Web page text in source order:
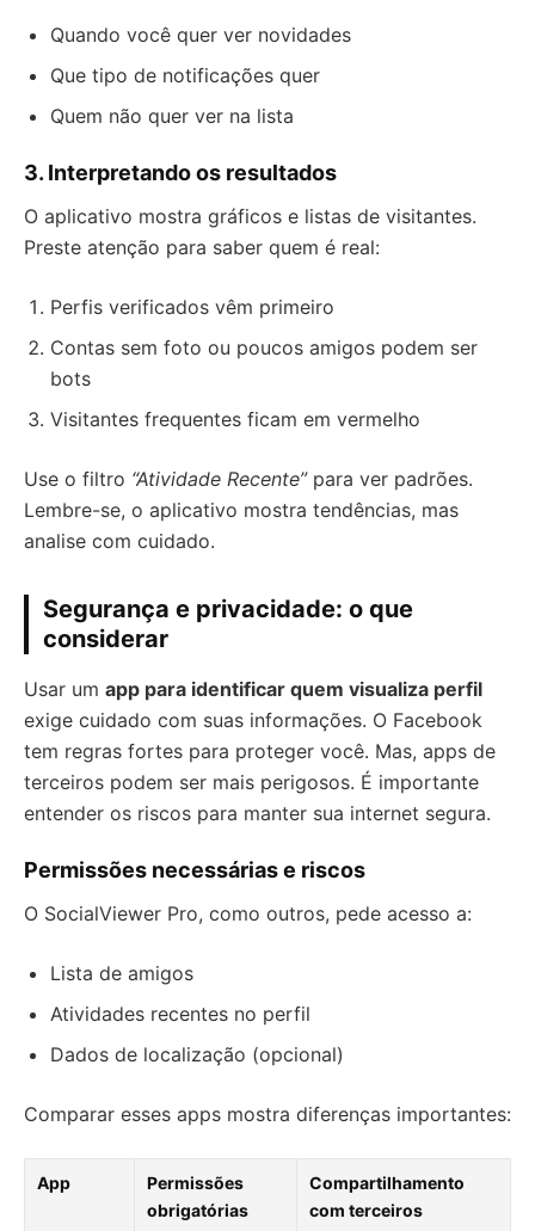
Quando você quer ver novidades
Que tipo de notificações quer
Quem não quer ver na lista
3. Interpretando os resultados
O aplicativo mostra gráficos e listas de visitantes.
Preste atenção para saber quem é real:
Perfis verificados vêm primeiro
Contas sem foto ou poucos amigos podem ser
bots
Visitantes frequentes ficam em vermelho
Use o filtro “Atividade Recente”para ver padrões.
Lembre-se, o aplicativo mostra tendências, mas
analise com cuidado.
Segurança e privacidade: o que
considerar
Usar um app para identificar quem visualiza perfil
exige cuidado com suas informações. O Facebook
tem regras fortes para proteger você. Mas, apps de
terceiros podem ser mais perigosos. É importante
entender os riscos para manter sua internet segura.
Permissões necessárias e riscos
O SocialViewer Pro, como outros, pede acesso a:
Lista de amigos
Atividades recentes no perfil
Dados de localização (opcional)
Comparar esses apps mostra diferenças importantes:
App
Permissões
obrigatórias
Compartilhamento
com terceiros